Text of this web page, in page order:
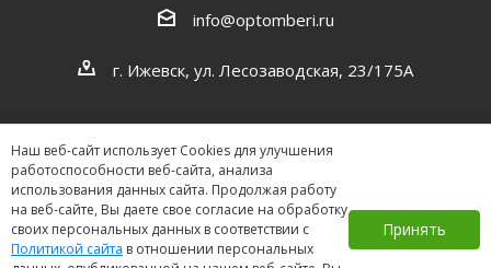
Наш веб-сайт использует Cookies для улучшения
работоспособности веб-сайта, анализа
использования данных сайта. Продолжая работу
на веб-сайте, Вы даете свое согласие на обработку
своих персональных данных в соответствии с
Политикой сайта в отношении персональных
Принять
info@optomberi.ru
г. Ижевск, ул. Лесозаводская, 23/175А
2026 ©